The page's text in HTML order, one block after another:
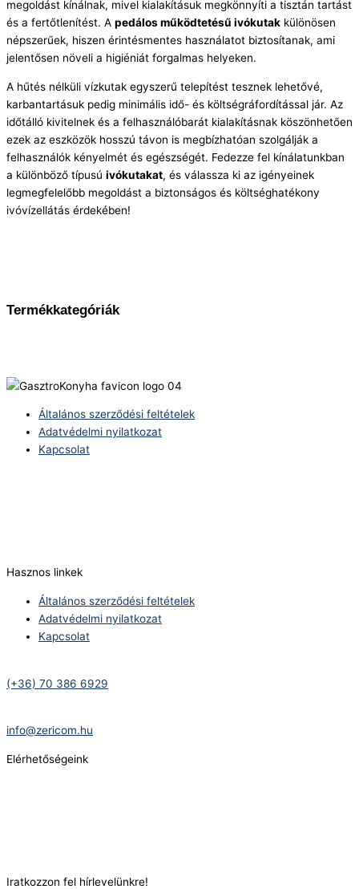
Termékkategóriák
megoldást kínálnak, mivel kialakításuk megkönnyíti a tisztán tartást
és a fertőtlenítést. A pedálos működtetésű ivókutak különösen
népszerűek, hiszen érintésmentes használatot biztosítanak, ami
jelentősen növeli a higiéniát forgalmas helyeken.
A hűtés nélküli vízkutak egyszerű telepítést tesznek lehetővé,
karbantartásuk pedig minimális idő- és költségráfordítással jár. Az
időtálló kivitelnek és a felhasználóbarát kialakításnak köszönhetően
ezek az eszközök hosszú távon is megbízhatóan szolgálják a
felhasználók kényelmét és egészségét. Fedezze fel kínálatunkban
a különböző típusú ivókutakat, és válassza ki az igényeinek
legmegfelelőbb megoldást a biztonságos és költséghatékony
ivóvízellátás érdekében!
Általános szerződési feltételek
Adatvédelmi nyilatkozat
Kapcsolat
Hasznos linkek
Általános szerződési feltételek
Adatvédelmi nyilatkozat
Kapcsolat
(+36) 70 386 6929
info@zericom.hu
Elérhetőségeink
Iratkozzon fel hírlevelünkre!